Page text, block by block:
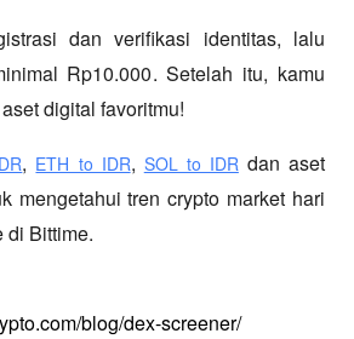
dan verifikasi identitas, lalu
Rp10.000. Setelah itu, kamu
digital favoritmu!
, ETH to IDR, SOL to IDR dan aset
mengetahui tren crypto market hari
di Bittime.
blog/dex-screener/